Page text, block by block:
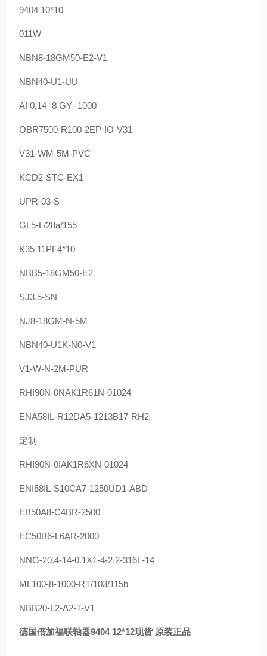
9404 10*10
011W
NBN8-18GM50-E2-V1
NBN40-U1-UU
AI 0,14- 8 GY -1000
OBR7500-R100-2EP-IO-V31
V31-WM-5M-PVC
KCD2-STC-EX1
UPR-03-S
GL5-L/28a/155
K35 11PF4*10
NBB5-18GM50-E2
SJ3,5-SN
NJ8-18GM-N-5M
NBN40-U1K-N0-V1
V1-W-N-2M-PUR
RHI90N-0NAK1R61N-01024
ENA58IL-R12DA5-1213B17-RH2
定制
RHI90N-0IAK1R6XN-01024
ENI58IL-S10CA7-1250UD1-ABD
EB50A8-C4BR-2500
EC50B6-L6AR-2000
NNG-20.4-14-0.1X1-4-2.2-316L-14
ML100-8-1000-RT/103/115b
NBB20-L2-A2-T-V1
德国倍加福联轴器9404 12*12现货 原装正品